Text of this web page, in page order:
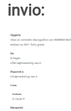
invio: